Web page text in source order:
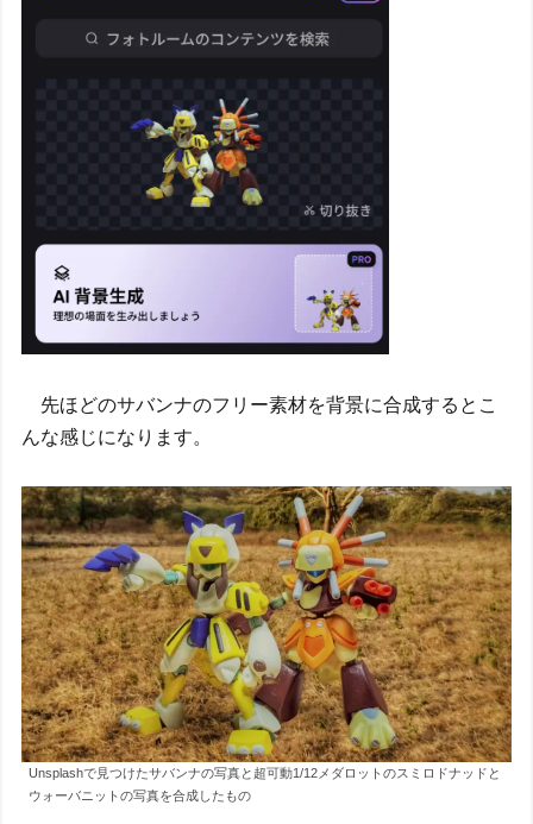
先ほどのサバンナのフリー素材を背景に合成するとこ
んな感じになります。
Unsplashで見つけたサバンナの写真と超可動1/12メダロットのスミロドナッドと
ウォーバニットの写真を合成したもの